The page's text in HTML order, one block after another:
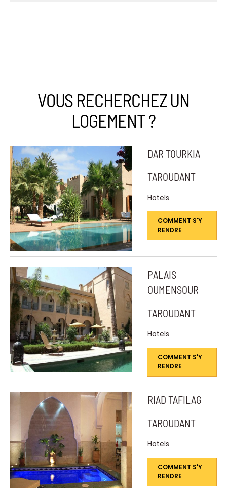
VOUS RECHERCHEZ UN
LOGEMENT ?
DAR TOURKIA
TAROUDANT
Hotels
COMMENT S'Y
RENDRE
PALAIS
OUMENSOUR
TAROUDANT
Hotels
COMMENT S'Y
RENDRE
RIAD TAFILAG
TAROUDANT
Hotels
COMMENT S'Y
RENDRE